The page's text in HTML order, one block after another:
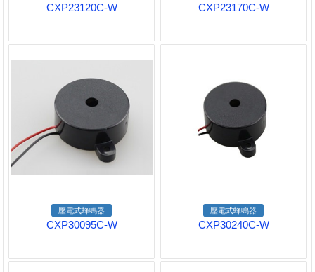
CXP23120C-W CXP23170C-W
壓電式蜂鳴器
CXP30095C-W
壓電式蜂鳴器
CXP30240C-W